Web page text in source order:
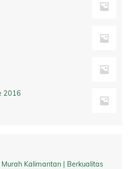
2016
Kalimantan | Berkualitas